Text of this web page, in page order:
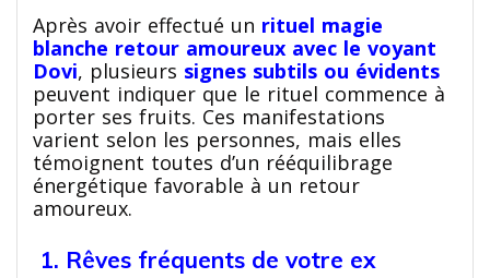
Après avoir effectué un rituel magie
blanche retour amoureux avec le voyant
Dovi, plusieurs signes subtils ou évidents
peuvent indiquer que le rituel commence à
porter ses fruits. Ces manifestations
varient selon les personnes, mais elles
témoignent toutes d’un rééquilibrage
énergétique favorable à un retour
amoureux.
1. Rêves fréquents de votre ex